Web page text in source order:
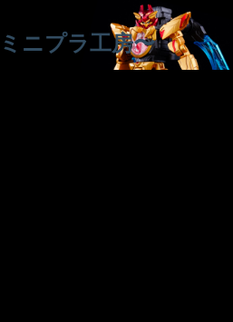
ニプラ工房〜